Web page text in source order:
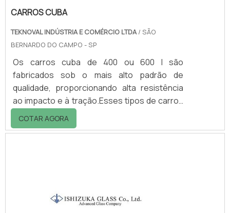
CARROS CUBA
TEKNOVAL INDÚSTRIA E COMÉRCIO LTDA/ SÃO
BERNARDO DO CAMPO - SP
Os carros cuba de 400 ou 600 l são
fabricados sob o mais alto padrão de
qualidade, proporcionando alta resistência
ao impacto e à tração.Esses tipos de carros
cubas possuem rodas fixas e giratórias com
sistema de equilíbrio que permite facilidade
mais sobre os carros cuba, entre em contato
com a TK e garanta já seu orçamento!.
COTAR AGORA